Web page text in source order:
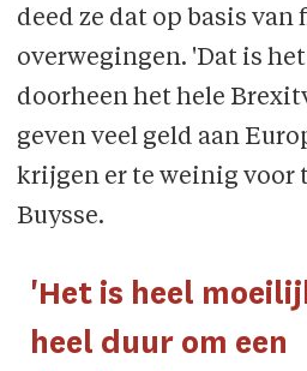
deed ze dat op basis van
overwegingen. 'Dat is
doorheen het hele
geven veel geld aan
krijgen er te weinig voor
Buysse.
'Het is heel
heel duur om een